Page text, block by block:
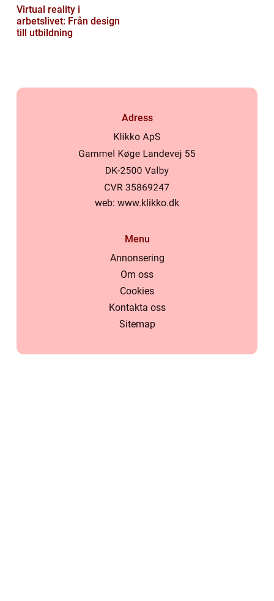
Virtual reality i
arbetslivet: Från design
till utbildning
Adress
web: www.klikko.dk
Menu
Annonsering
Om oss
Cookies
Kontakta oss
Sitemap